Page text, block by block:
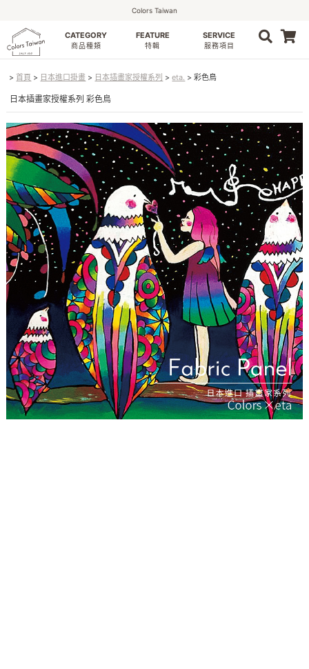
Colors Taiwan
CATEGORY
商品種類
FEATURE
特輯
SERVICE
服務項目
首頁 日本進口掛畫 日本插畫家授權系列 eta. 彩色鳥
日本插畫家授權系列 彩色鳥